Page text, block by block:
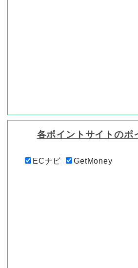
各ポイントサイトのポ
ECナビ GetMoney